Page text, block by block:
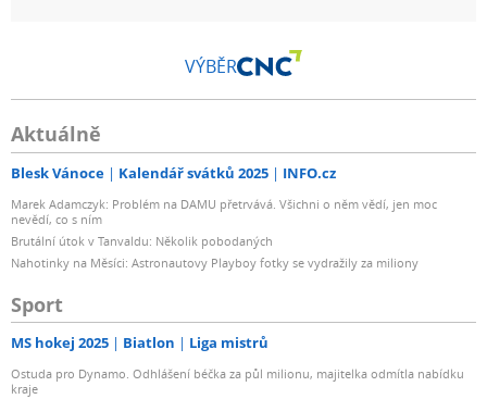
VÝBĚR
Aktuálně
Blesk Vánoce Kalendář svátků 2025 INFO.cz
Marek Adamczyk: Problém na DAMU přetrvává. Všichni o něm vědí, jen moc
nevědí, co s ním
Brutální útok v Tanvaldu: Několik pobodaných
Nahotinky na Měsíci: Astronautovy Playboy fotky se vydražily za miliony
Sport
MS hokej 2025 Biatlon Liga mistrů
Ostuda pro Dynamo. Odhlášení béčka za půl milionu, majitelka odmítla nabídku
kraje